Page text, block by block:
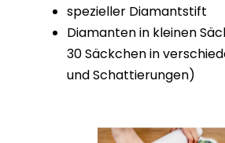
spezieller Diamantstift
Diamanten in kleinen
30 Säckchen in
und Schattierungen)